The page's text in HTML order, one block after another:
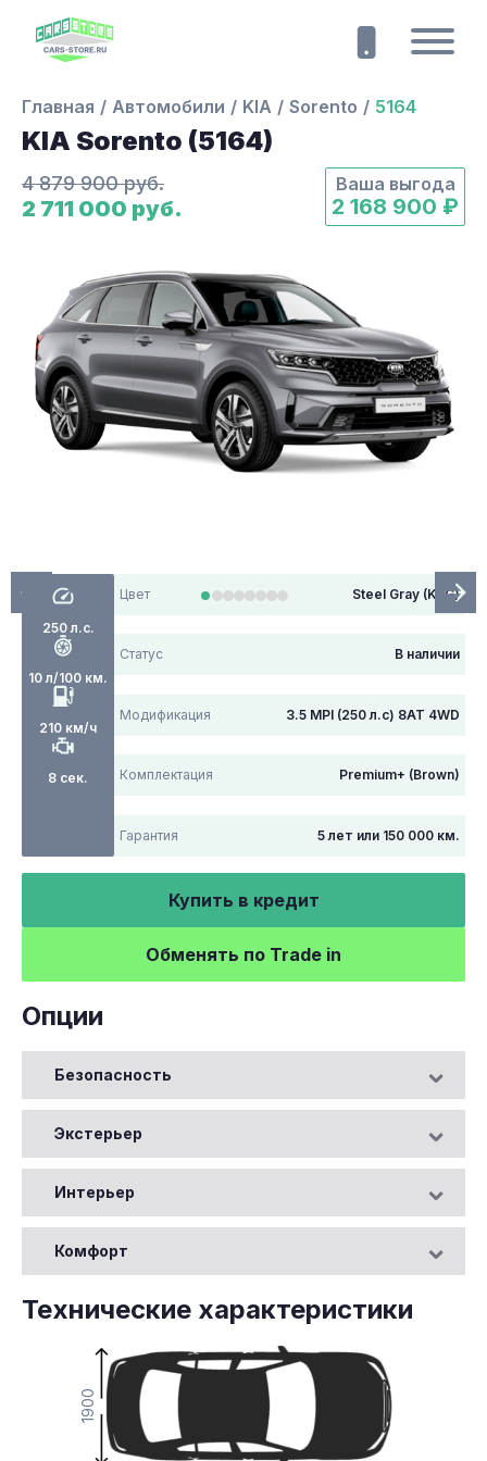
Главная Автомобили KIA Sorento 5164
KIA Sorento (5164)
4 879 900 руб.
2 711 000 руб.
Ваша выгода
2 168 900 ₽
250 л.с.
10 л/100 км.
210 км/ч
8 сек.
Цвет Steel Gray (KLG)
Статус В наличии
Модификация 3.5 MPI (250 л.с) 8AT 4WD
Комплектация Premium+ (Brown)
Гарантия 5 лет или 150 000 км.
Купить в кредит
Обменять по Trade in
Опции
Безопасность
Экстерьер
Интерьер
Комфорт
Технические характеристики
1900